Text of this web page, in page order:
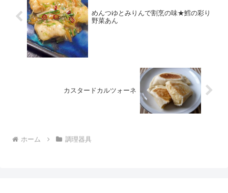
めんつゆとみりんで割烹の味★鱈の彩り
野菜あん
カスタードカルツォーネ
ホーム 調理器具